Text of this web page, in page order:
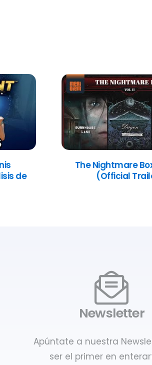
de
The Nightmare
(Official
Newsletter
Apúntate a nuestra
ser el primer en